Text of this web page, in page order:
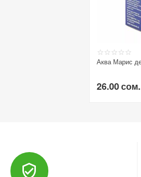
Аква Марис
26.00сом.